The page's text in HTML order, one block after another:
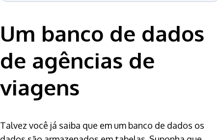
Um banco de dados
de agências de
viagens
Talvez você já saiba que em um banco de dados os